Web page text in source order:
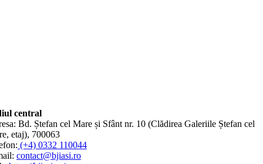
central
Bd. Ștefan cel Mare și Sfânt nr. 10 (Clădirea Galeriile Ștefan cel
etaj), 700063
(+4) 0332 110044
contact@bjiasi.ro